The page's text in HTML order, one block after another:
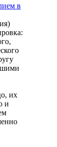
в
их
и